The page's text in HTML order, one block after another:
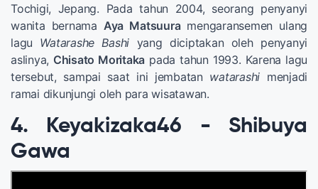
Tochigi, Jepang. Pada tahun 2004, seorang penyanyi
wanita bernama Aya Matsuuramengaransemen ulang
lagu Watarashe Bashi yang diciptakan oleh penyanyi
aslinya, Chisato Moritaka pada tahun 1993. Karena lagu
tersebut, sampai saat ini jembatan watarashi menjadi
ramai dikunjungi oleh para wisatawan.
4. Keyakizaka46 - Shibuya
Gawa